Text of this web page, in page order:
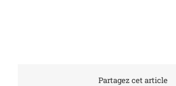
Partagez cet article